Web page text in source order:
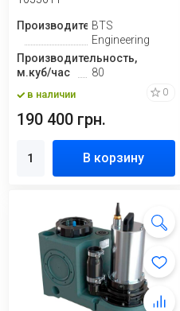
ПроизводительBTS
Engineering
Производительность,
м.куб/час
80
в наличии 0
190 400 грн.
В корзину